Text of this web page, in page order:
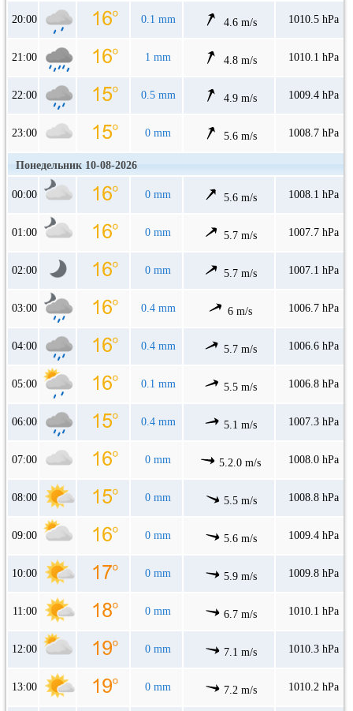
20:00 0.1 mm 4.6 m/s 1010.5 hPa
21:00 1 mm 4.8 m/s 1010.1 hPa
22:00 0.5 mm 4.9 m/s 1009.4 hPa
23:00 0 mm 5.6 m/s 1008.7 hPa
Понедельник 10-08-2026
00:00 0 mm 5.6 m/s 1008.1 hPa
01:00 0 mm 5.7 m/s 1007.7 hPa
02:00 0 mm 5.7 m/s 1007.1 hPa
03:00 0.4 mm 6 m/s 1006.7 hPa
04:00 0.4 mm 5.7 m/s 1006.6 hPa
05:00 0.1 mm 5.5 m/s 1006.8 hPa
06:00 0.4 mm 5.1 m/s 1007.3 hPa
07:00 0 mm 5.2.0 m/s 1008.0 hPa
08:00 0 mm 5.5 m/s 1008.8 hPa
09:00 0 mm 5.6 m/s 1009.4 hPa
10:00 0 mm 5.9 m/s 1009.8 hPa
11:00 0 mm 6.7 m/s 1010.1 hPa
12:00 0 mm 7.1 m/s 1010.3 hPa
13:00 0 mm 7.2 m/s 1010.2 hPa